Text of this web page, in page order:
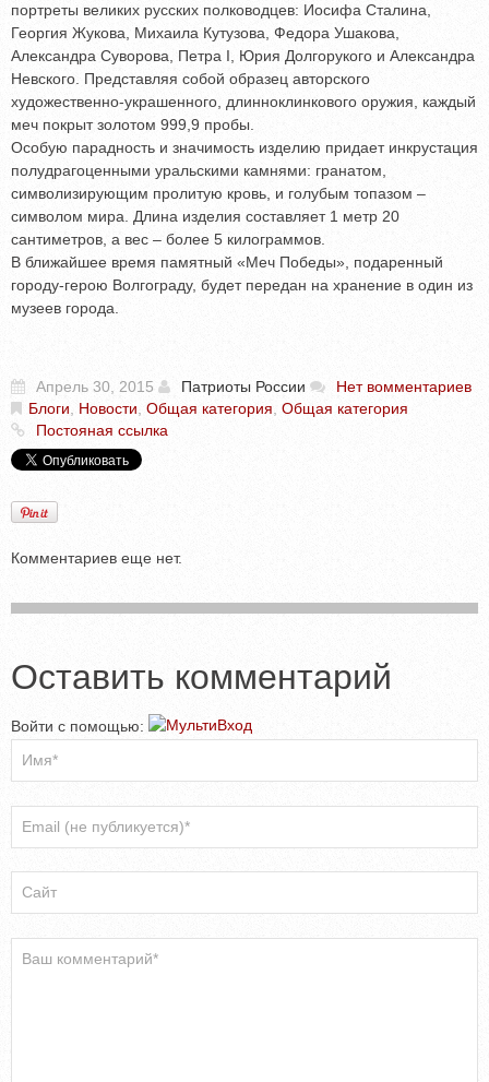
портреты великих русских полководцев: Иосифа Сталина,
Георгия Жукова, Михаила Кутузова, Федора Ушакова,
Александра Суворова, Петра I, Юрия Долгорукого и Александра
Невского. Представляя собой образец авторского
художественно-украшенного, длинноклинкового оружия, каждый
меч покрыт золотом 999,9 пробы.
Особую парадность и значимость изделию придает инкрустация
полудрагоценными уральскими камнями: гранатом,
символизирующим пролитую кровь, и голубым топазом –
символом мира. Длина изделия составляет 1 метр 20
сантиметров, а вес – более 5 килограммов.
В ближайшее время памятный «Меч Победы», подаренный
городу-герою Волгограду, будет передан на хранение в один из
музеев города.
Апрель 30, 2015 Патриоты России
Нет вомментариев
Блоги, Новости, Общая категория, Общая категория
Постояная ссылка
Комментариев еще нет.
Оставить комментарий
Войти с помощью: